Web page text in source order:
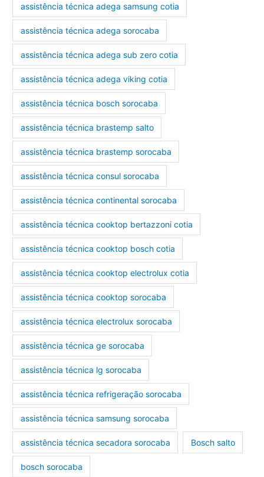
assistência técnica adega samsung cotia
assistência técnica adega sorocaba
assistência técnica adega sub zero cotia
assistência técnica adega viking cotia
assistência técnica bosch sorocaba
assistência técnica brastemp salto
assistência técnica brastemp sorocaba
assistência técnica consul sorocaba
assistência técnica continental sorocaba
assistência técnica cooktop bertazzoni cotia
assistência técnica cooktop bosch cotia
assistência técnica cooktop electrolux cotia
assistência técnica cooktop sorocaba
assistência técnica electrolux sorocaba
assistência técnica ge sorocaba
assistência técnica lg sorocaba
assistência técnica refrigeração sorocaba
assistência técnica samsung sorocaba
assistência técnica secadora sorocaba Bosch salto
bosch sorocaba